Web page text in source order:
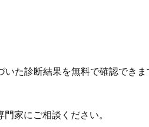
た診断結果を無料で確認できま
家にご相談ください。